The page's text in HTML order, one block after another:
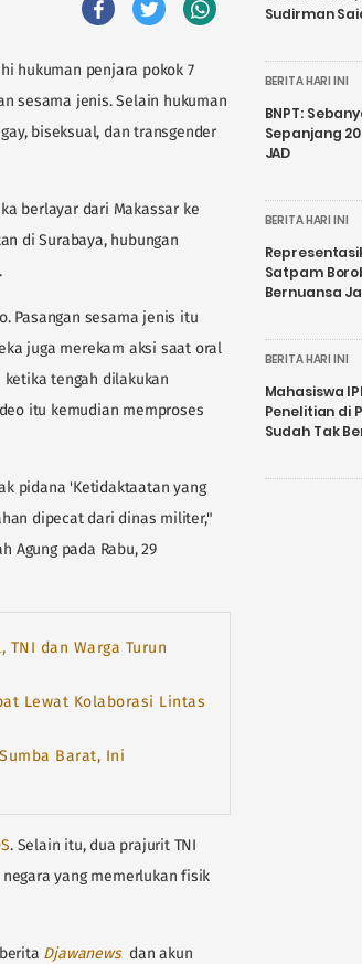
hukuman penjara pokok 7
sesama jenis. Selain hukuman
biseksual, dan transgender
berlayar dari Makassar ke
di Surabaya, hubungan
Pasangan sesama jenis itu
juga merekam aksi saat oral
tengah dilakukan
itu kemudian memproses
pidana 'Ketidaktaatan yang
dipecat dari dinas militer,"
Agung pada Rabu, 29
TNI dan Warga Turun
Lewat Kolaborasi Lintas
Barat, Ini
. Selain itu, dua prajurit TNI
yang memerlukan fisik
Djawanewsdan akun
Sudirman
BERITA HARI INI
BNPT:
Sepanjang
JAD
BERITA HARI INI
Satpam
Bernuansa
BERITA HARI INI
Mahasiswa
Penelitian di
Sudah Tak